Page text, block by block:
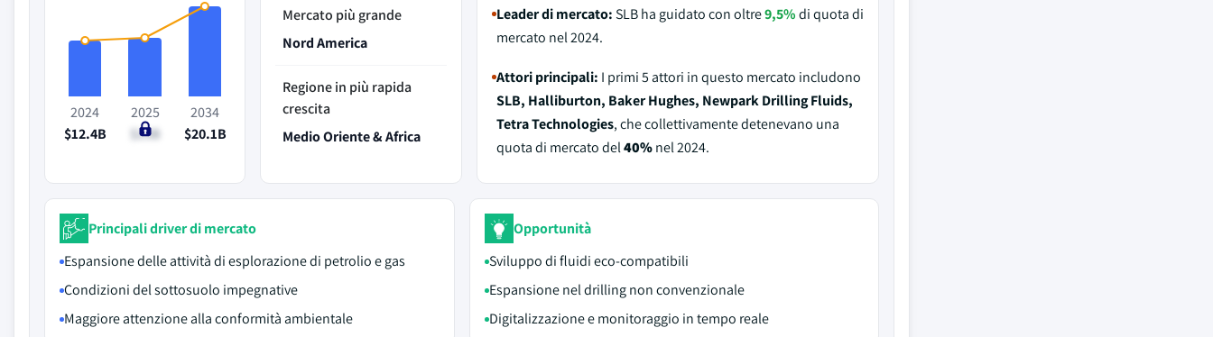
2024
$12.4B
2025
$13B
2034
$20.1B
Mercato più grande
Nord America
Regione in più rapida
crescita
Medio Oriente & Africa
Leader di mercato:SLB ha guidato con oltre9,5%di quota di
mercato nel 2024.
Attori principali: I primi 5 attori in questo mercato includono
SLB, Halliburton, Baker Hughes, Newpark Drilling Fluids,
Tetra Technologies, che collettivamente detenevano una
quota di mercato del40%nel 2024.
Principali driver di mercato
Espansione delle attività di esplorazione di petrolio e gas
Condizioni del sottosuolo impegnative
Maggiore attenzione alla conformità ambientale
Opportunità
Sviluppo di fluidi eco-compatibili
Espansione nel drilling non convenzionale
Digitalizzazione e monitoraggio in tempo reale